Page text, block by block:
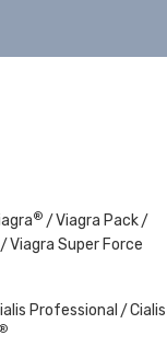
®
Viagra Pack
Viagra Super Force
Professional
®